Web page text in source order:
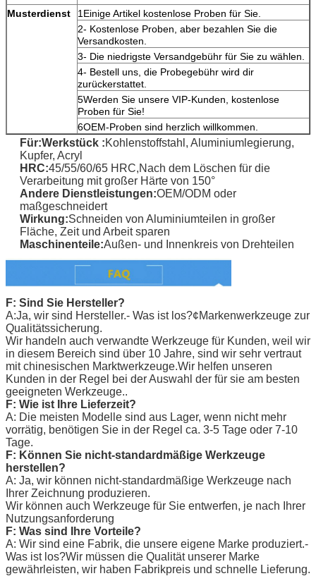
Musterdienst
1Einige Artikel kostenlose Proben für Sie.
2- Kostenlose Proben, aber bezahlen Sie die
Versandkosten.
3- Die niedrigste Versandgebühr für Sie zu wählen.
4- Bestell uns, die Probegebühr wird dir
zurückerstattet.
5Werden Sie unsere VIP-Kunden, kostenlose
Proben für Sie!
6OEM-Proben sind herzlich willkommen.
Für:Werkstück :Kohlenstoffstahl, Aluminiumlegierung,
Kupfer, Acryl
HRC:45/55/60/65 HRC,Nach dem Löschen für die
Verarbeitung mit großer Härte von 150°
Andere Dienstleistungen:OEM/ODM oder
maßgeschneidert
Wirkung:Schneiden von Aluminiumteilen in großer
Fläche, Zeit und Arbeit sparen
Maschinenteile:Außen- und Innenkreis von Drehteilen
F: Sind Sie Hersteller?
A:Ja, wir sind Hersteller.- Was ist los?¢Markenwerkzeuge zur
Qualitätssicherung.
Wir handeln auch verwandte Werkzeuge für Kunden, weil wir
in diesem Bereich sind über 10 Jahre, sind wir sehr vertraut
mit chinesischen Marktwerkzeuge.Wir helfen unseren
Kunden in der Regel bei der Auswahl der für sie am besten
geeigneten Werkzeuge..
F: Wie ist Ihre Lieferzeit?
A: Die meisten Modelle sind aus Lager, wenn nicht mehr
vorrätig, benötigen Sie in der Regel ca. 3-5 Tage oder 7-10
Tage.
F: Können Sie nicht-standardmäßige Werkzeuge
herstellen?
A: Ja, wir können nicht-standardmäßige Werkzeuge nach
Ihrer Zeichnung produzieren.
Wir können auch Werkzeuge für Sie entwerfen, je nach Ihrer
Nutzungsanforderung
F: Was sind Ihre Vorteile?
A: Wir sind eine Fabrik, die unsere eigene Marke produziert.-
Was ist los?Wir müssen die Qualität unserer Marke
gewährleisten, wir haben Fabrikpreis und schnelle Lieferung.